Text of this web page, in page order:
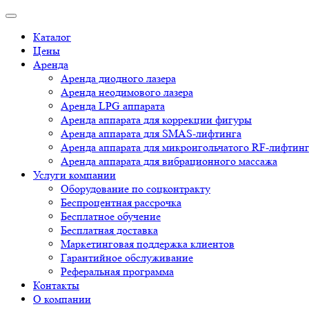
Каталог
Цены
Аренда
Аренда диодного лазера
Аренда неодимового лазера
Аренда LPG аппарата
Аренда аппарата для коррекции фигуры
Аренда аппарата для SMAS-лифтинга
Аренда аппарата для микроигольчатого RF-
Аренда аппарата для вибрационного массажа
Услуги компании
Оборудование по соцконтракту
Беспроцентная рассрочка
Бесплатное обучение
Бесплатная доставка
Маркетинговая поддержка клиентов
Гарантийное обслуживание
Реферальная программа
Контакты
О компании